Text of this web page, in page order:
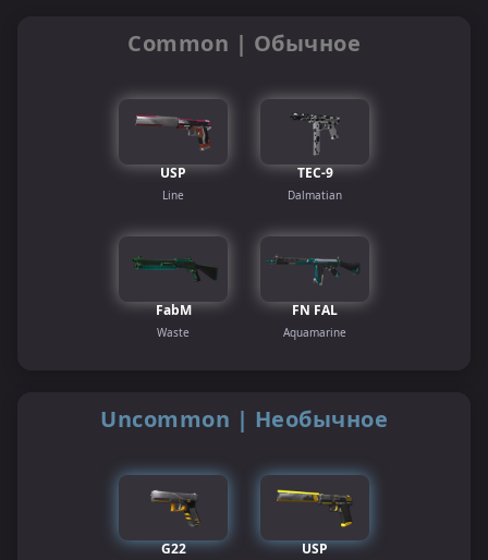
Common | Обычное
USP
Line
TEC-9
Dalmatian
FabM
Waste
FN FAL
Aquamarine
Uncommon | Необычное
G22 USP